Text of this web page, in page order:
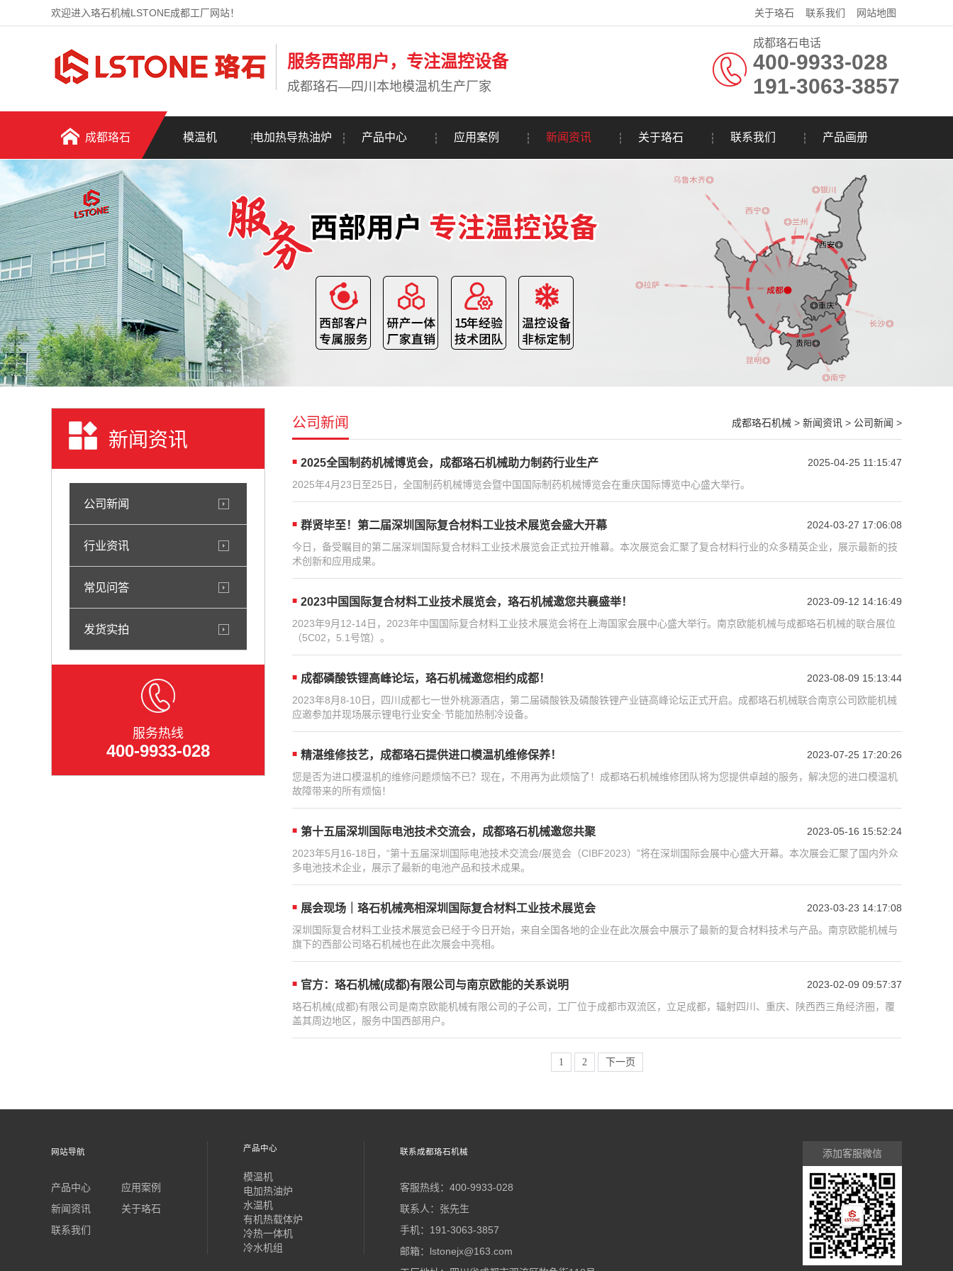
欢迎进入珞石机械LSTONE成都工厂网站！ 关于珞石 联系我们 网站地图
服务西部用户，专注温控设备
成都珞石—四川本地模温机生产厂家
成都珞石电话
400-9933-028
191-3063-3857
成都珞石 模温机 电加热导热油炉 产品中心 应用案例 新闻资讯 关于珞石 联系我们 产品画册
新闻资讯
公司新闻
行业资讯
常见问答
发货实拍
服务热线
400-9933-028
公司新闻 成都珞石机械 > 新闻资讯 > 公司新闻 >
2025全国制药机械博览会，成都珞石机械助力制药行业生产
2025-04-25 11:15:47
2025年4月23日至25日，全国制药机械博览会暨中国国际制药机械博览会在重庆国际博览中心盛大举行。
群贤毕至！第二届深圳国际复合材料工业技术展览会盛大开幕
2024-03-27 17:06:08
今日，备受瞩目的第二届深圳国际复合材料工业技术展览会正式拉开帷幕。本次展览会汇聚了复合材料行业的众多精英企业，展示最新的技
术创新和应用成果。
2023中国国际复合材料工业技术展览会，珞石机械邀您共襄盛举！
2023-09-12 14:16:49
2023年9月12-14日，2023年中国国际复合材料工业技术展览会将在上海国家会展中心盛大举行。南京欧能机械与成都珞石机械的联合展位
（5C02，5.1号馆）。
成都磷酸铁锂高峰论坛，珞石机械邀您相约成都！
2023-08-09 15:13:44
2023年8月8-10日，四川成都七一世外桃源酒店，第二届磷酸铁及磷酸铁锂产业链高峰论坛正式开启。成都珞石机械联合南京公司欧能机械
应邀参加并现场展示锂电行业安全·节能加热制冷设备。
精湛维修技艺，成都珞石提供进口模温机维修保养！
2023-07-25 17:20:26
您是否为进口模温机的维修问题烦恼不已？现在，不用再为此烦恼了！成都珞石机械维修团队将为您提供卓越的服务，解决您的进口模温机
故障带来的所有烦恼！
第十五届深圳国际电池技术交流会，成都珞石机械邀您共聚
2023-05-16 15:52:24
2023年5月16-18日，“第十五届深圳国际电池技术交流会/展览会（CIBF2023）”将在深圳国际会展中心盛大开幕。本次展会汇聚了国内外众
多电池技术企业，展示了最新的电池产品和技术成果。
展会现场｜珞石机械亮相深圳国际复合材料工业技术展览会
2023-03-23 14:17:08
深圳国际复合材料工业技术展览会已经于今日开始，来自全国各地的企业在此次展会中展示了最新的复合材料技术与产品。南京欧能机械与
旗下的西部公司珞石机械也在此次展会中亮相。
官方：珞石机械(成都)有限公司与南京欧能的关系说明
2023-02-09 09:57:37
珞石机械(成都)有限公司是南京欧能机械有限公司的子公司，工厂位于成都市双流区，立足成都，辐射四川、重庆、陕西西三角经济圈，覆
盖其周边地区，服务中国西部用户。
1 2 下一页
网站导航
产品中心
应用案例
新闻资讯
关于珞石
联系我们
产品中心
模温机
电加热油炉
水温机
有机热载体炉
冷热一体机
冷水机组
联系成都珞石机械
客服热线：400-9933-028
联系人：张先生
手机：191-3063-3857
邮箱：lstonejx@163.com
添加客服微信